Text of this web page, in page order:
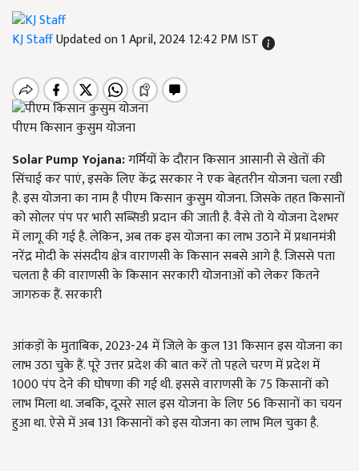
KJ StaffUpdated on 1 April, 2024 12:42 PM IST
पीएम किसान कुसुम योजना
Solar Pump Yojana:गर्मियों के दौरान किसान आसानी से खेतों की
सिंचाई कर पाएं, इसके लिए केंद्र सरकार ने एक बेहतरीन योजना चला रखी
है. इस योजना का नाम है पीएम किसान कुसुम योजना. जिसके तहत किसानों
को सोलर पंप पर भारी सब्सिडी प्रदान की जाती है. वैसे तो ये योजना देशभर
में लागू की गई है. लेकिन, अब तक इस योजना का लाभ उठाने में प्रधानमंत्री
नरेंद्र मोदी के संसदीय क्षेत्र वाराणसी के किसान सबसे आगे है. जिससे पता
चलता है की वाराणसी के किसान सरकारी योजनाओं को लेकर कितने
जागरुक हैं. सरकारी
आंकड़ों के मुताबिक, 2023-24 में जिले के कुल 131 किसान इस योजना का
लाभ उठा चुके हैं. पूरे उत्तर प्रदेश की बात करें तो पहले चरण में प्रदेश में
1000 पंप देने की घोषणा की गई थी. इससे वाराणसी के 75 किसानों को
लाभ मिला था. जबकि, दूसरे साल इस योजना के लिए 56 किसानों का चयन
हुआ था. ऐसे में अब 131 किसानों को इस योजना का लाभ मिल चुका है.